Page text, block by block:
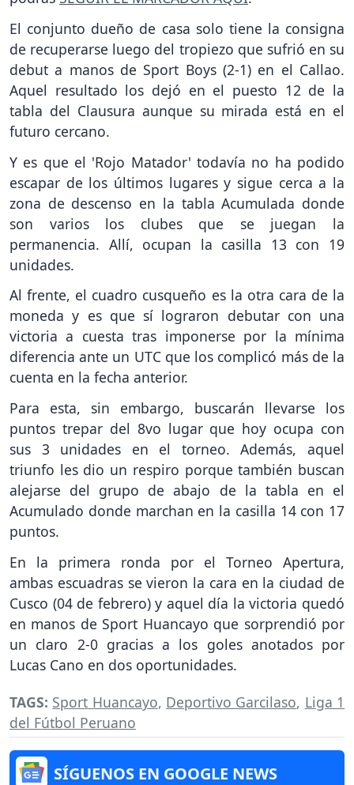
El conjunto dueño de casa solo tiene la consigna
de recuperarse luego del tropiezo que sufrió en su
debut a manos de Sport Boys (2-1) en el Callao.
Aquel resultado los dejó en el puesto 12 de la
tabla del Clausura aunque su mirada está en el
futuro cercano.
Y es que el 'Rojo Matador' todavía no ha podido
escapar de los últimos lugares y sigue cerca a la
zona de descenso en la tabla Acumulada donde
son varios los clubes que se juegan la
permanencia. Allí, ocupan la casilla 13 con 19
unidades.
Al frente, el cuadro cusqueño es la otra cara de la
moneda y es que sí lograron debutar con una
victoria a cuesta tras imponerse por la mínima
diferencia ante un UTC que los complicó más de la
cuenta en la fecha anterior.
Para esta, sin embargo, buscarán llevarse los
puntos trepar del 8vo lugar que hoy ocupa con
sus 3 unidades en el torneo. Además, aquel
triunfo les dio un respiro porque también buscan
alejarse del grupo de abajo de la tabla en el
Acumulado donde marchan en la casilla 14 con 17
puntos.
En la primera ronda por el Torneo Apertura,
ambas escuadras se vieron la cara en la ciudad de
Cusco (04 de febrero) y aquel día la victoria quedó
en manos de Sport Huancayo que sorprendió por
un claro 2-0 gracias a los goles anotados por
Lucas Cano en dos oportunidades.
TAGS: Sport Huancayo, Deportivo Garcilaso, Liga 1
del Fútbol Peruano
SÍGUENOS EN GOOGLE NEWS